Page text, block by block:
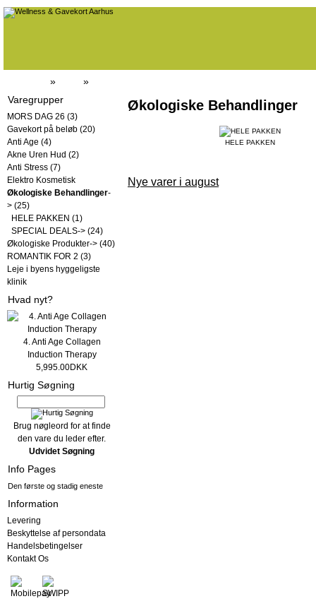
» »
Økologiske Behandlinger
HELE PAKKEN
Nye varer i august
Varegrupper
MORS DAG 26 (3)
Gavekort på beløb (20)
Anti Age (4)
Akne Uren Hud (2)
Anti Stress (7)
Elektro Kosmetisk
Økologiske Behandlinger-
> (25)
HELE PAKKEN (1)
SPECIAL DEALS-> (24)
Økologiske Produkter-> (40)
ROMANTIK FOR 2 (3)
Leje i byens hyggeligste
klinik
Hvad nyt?
4. Anti Age Collagen
Induction Therapy
5,995.00DKK
Hurtig Søgning
Brug nøgleord for at finde
den vare du leder efter.
Udvidet Søgning
Info Pages
Den første og stadig eneste
Information
Levering
Beskyttelse af persondata
Handelsbetingelser
Kontakt Os